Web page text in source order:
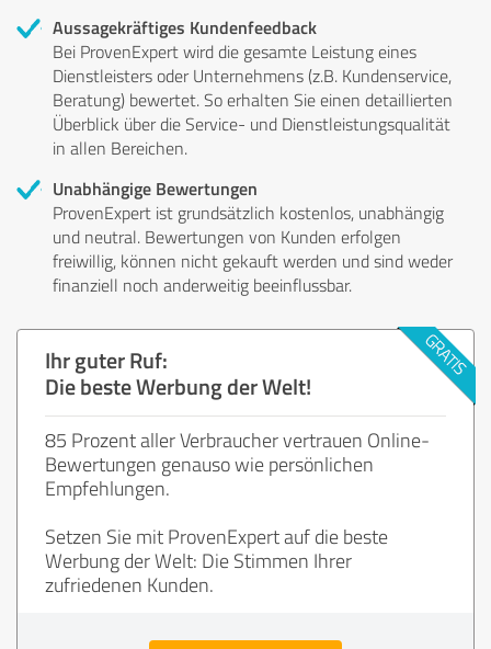
Aussagekräftiges Kundenfeedback
Bei ProvenExpert wird die gesamte Leistung eines
Dienstleisters oder Unternehmens (z.B. Kundenservice,
Beratung) bewertet. So erhalten Sie einen detaillierten
Überblick über die Service- und Dienstleistungsqualität
in allen Bereichen.
Unabhängige Bewertungen
ProvenExpert ist grundsätzlich kostenlos, unabhängig
und neutral. Bewertungen von Kunden erfolgen
freiwillig, können nicht gekauft werden und sind weder
finanziell noch anderweitig beeinflussbar.
Ihr guter Ruf:
Die beste Werbung der Welt!
85 Prozent aller Verbraucher vertrauen Online-
Bewertungen genauso wie persönlichen
Empfehlungen.
Setzen Sie mit ProvenExpert auf die beste
Werbung der Welt: Die Stimmen Ihrer
zufriedenen Kunden.